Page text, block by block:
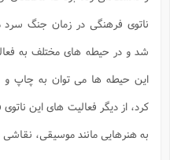
ناتوی فرهنگی در زمان جنگ سرد
شد و در حیطه های مختلف به
این حیطه ها می توان به چاپ و
کرد، از دیگر فعالیت های این
به هنرهایی مانند موسیقی،